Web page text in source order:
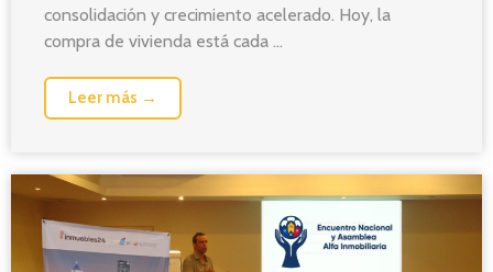
consolidación y crecimiento acelerado. Hoy, la
compra de vivienda está cada ...
Leer más →